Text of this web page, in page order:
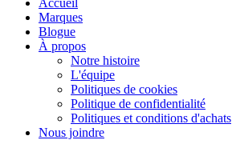
Accueil
Marques
Blogue
À propos
Notre histoire
L'équipe
Politiques de cookies
Politique de confidentialité
Politiques et conditions d'achats
Nous joindre